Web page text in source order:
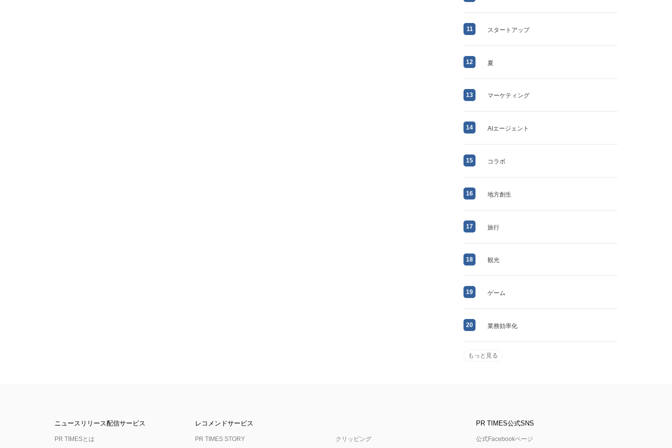
11 スタートアップ
12 夏
13 マーケティング
14 AIエージェント
15 コラボ
16 地方創生
17 旅行
18 観光
19 ゲーム
20 業務効率化
もっと見る
ニュースリリース配信サービス
PR TIMESとは
レコメンドサービス
PR TIMES STORY クリッピング
PR TIMES公式SNS
公式Facebookページ